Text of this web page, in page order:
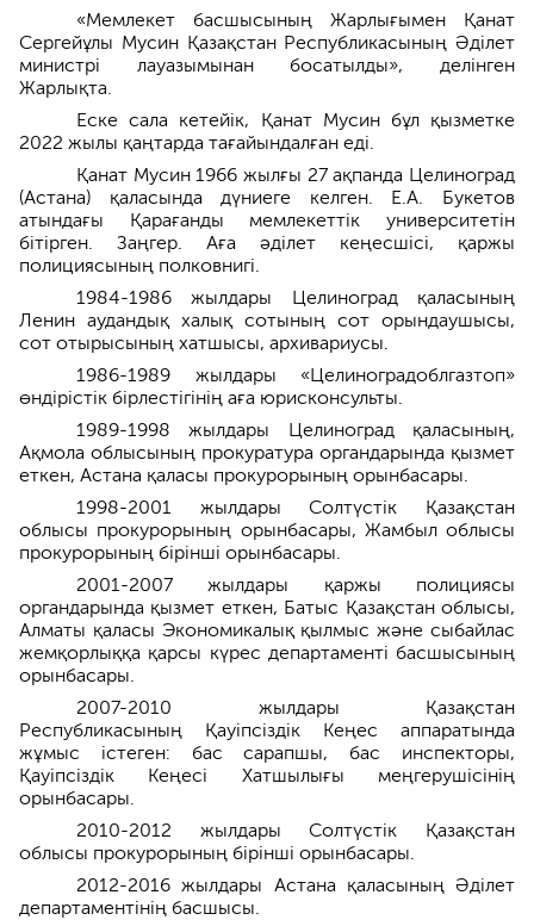
«Мемлекет басшысының Жарлығымен Қанат
Сергейұлы Мусин Қазақстан Республикасының Әділет
министрі лауазымынан босатылды», делінген
Жарлықта.
Еске сала кетейік, Қанат Мусин бұл қызметке
2022 жылы қаңтарда тағайындалған еді.
Қанат Мусин 1966 жылғы 27 ақпанда Целиноград
(Астана) қаласында дүниеге келген. Е.А. Букетов
атындағы Қарағанды мемлекеттік университетін
бітірген. Заңгер. Аға әдiлет кеңесшiсi, қаржы
полициясының полковнигі.
1984-1986 жылдары Целиноград қаласының
Ленин аудандық халық сотының сот орындаушысы,
сот отырысының хатшысы, архивариусы.
1986-1989 жылдары «Целиноградоблгазтоп»
өндірістік бірлестігінің аға юрисконсульты.
1989-1998 жылдары Целиноград қаласының,
Ақмола облысының прокуратура органдарында қызмет
еткен, Астана қаласы прокурорының орынбасары.
1998-2001 жылдары Солтүстік Қазақстан
облысы прокурорының орынбасары, Жамбыл облысы
прокурорының бірінші орынбасары.
2001-2007 жылдары қаржы полициясы
органдарында қызмет еткен, Батыс Қазақстан облысы,
Алматы қаласы Экономикалық қылмыс және сыбайлас
жемқорлыққа қарсы күрес департаменті басшысының
орынбасары.
2007-2010 жылдары Қазақстан
Республикасының Қауіпсіздік Кеңес аппаратында
жұмыс істеген: бас сарапшы, бас инспекторы,
Қауіпсіздік Кеңесі Хатшылығы меңгерушісінің
орынбасары.
2010-2012 жылдары Солтүстік Қазақстан
облысы прокурорының бірінші орынбасары.
2012-2016 жылдары Астана қаласының Әділет
департаментінің басшысы.